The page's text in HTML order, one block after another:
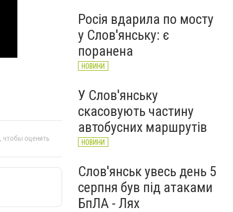
, чтобы оценить
Росія вдарила по мосту
у Слов'янську: є
поранена
НОВИНИ
У Слов'янську
скасовують частину
автобусних маршрутів
НОВИНИ
Слов'янськ увесь день 5
серпня був під атаками
БпЛА - Лях